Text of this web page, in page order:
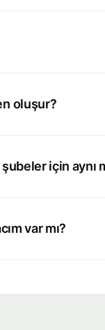
oluşur?
için aynı
var mı?